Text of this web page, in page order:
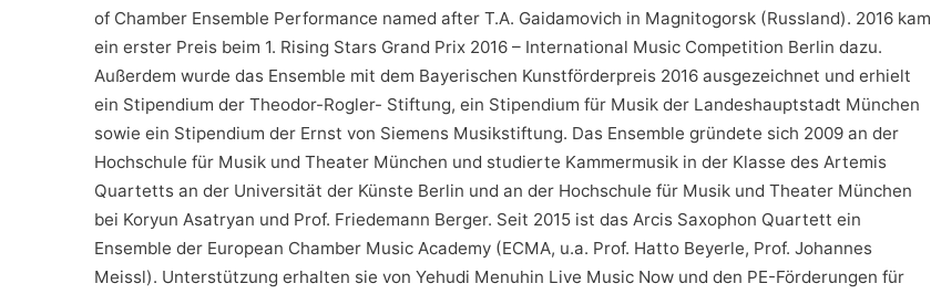
of Chamber Ensemble Performance named after T.A. Gaidamovich in Magnitogorsk (Russland). 2016 kam
ein erster Preis beim 1. Rising Stars Grand Prix 2016 – International Music Competition Berlin dazu.
Außerdem wurde das Ensemble mit dem Bayerischen Kunstförderpreis 2016 ausgezeichnet und erhielt
ein Stipendium der Theodor-Rogler- Stiftung, ein Stipendium für Musik der Landeshauptstadt München
sowie ein Stipendium der Ernst von Siemens Musikstiftung. Das Ensemble gründete sich 2009 an der
Hochschule für Musik und Theater München und studierte Kammermusik in der Klasse des Artemis
Quartetts an der Universität der Künste Berlin und an der Hochschule für Musik und Theater München
bei Koryun Asatryan und Prof. Friedemann Berger. Seit 2015 ist das Arcis Saxophon Quartett ein
Ensemble der European Chamber Music Academy (ECMA, u.a. Prof. Hatto Beyerle, Prof. Johannes
Meissl). Unterstützung erhalten sie von Yehudi Menuhin Live Music Now und den PE-Förderungen für